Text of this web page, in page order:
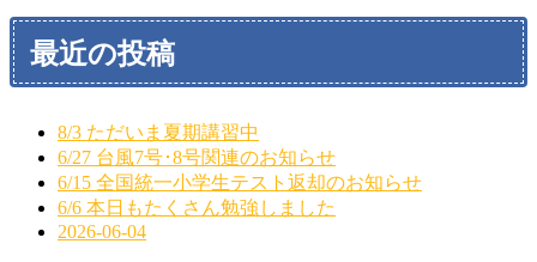
最近の投稿
8/3 ただいま夏期講習中
6/27 台風7号･8号関連のお知らせ
6/15 全国統一小学生テスト返却のお知らせ
6/6 本日もたくさん勉強しました
2026-06-04